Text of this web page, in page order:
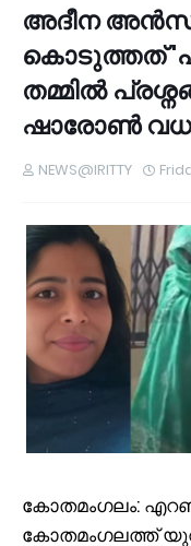
അദീന
കൊടുത്തത്
തമ്മിൽ
ഷാരോൺ
NEWS@IRITTY
കോതമംഗലം:
കോതമംഗലത്ത്